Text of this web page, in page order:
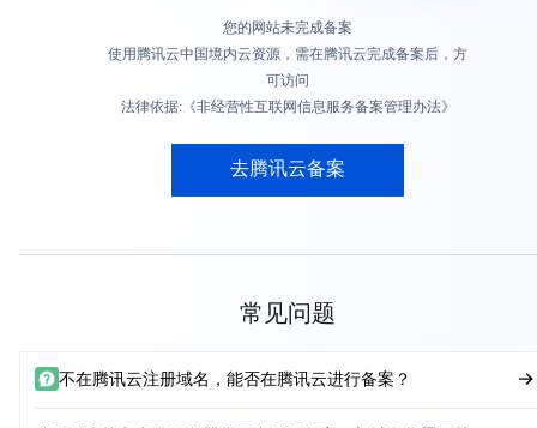
您的网站未完成备案
使用腾讯云中国境内云资源，需在腾讯云完成备案后，方
可访问
法律依据:《非经营性互联网信息服务备案管理办法》
去腾讯云备案
常见问题
不在腾讯云注册域名，能否在腾讯云进行备案？